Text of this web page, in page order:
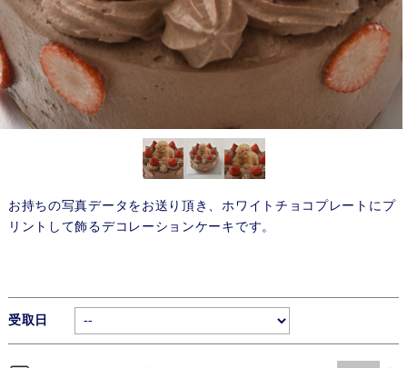
お持ちの写真データをお送り頂き、ホワイトチョコプレートにプ
リントして飾るデコレーションケーキです。
受取日